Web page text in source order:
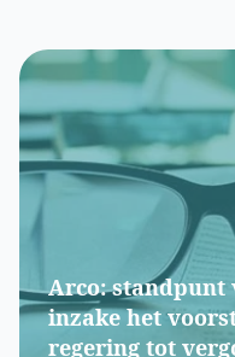
Arco: standpunt
inzake het
regering tot